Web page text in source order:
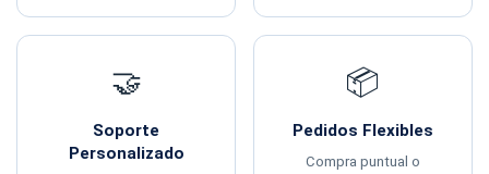
🤝
Soporte
Personalizado
📦
Pedidos Flexibles
Compra puntual o